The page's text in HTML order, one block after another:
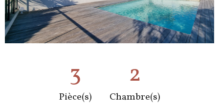
3
Pièce(s)
2
Chambre(s)